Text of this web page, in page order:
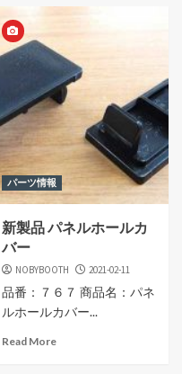
パーツ情報
新製品 パネルホールカ
バー
NOBYBOOTH 2021-02-11
品番：７６７ 商品名：パネ
ルホールカバー...
Read More